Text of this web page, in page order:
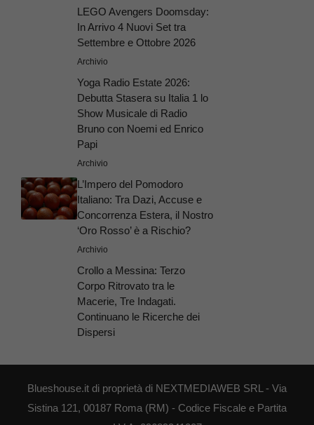
LEGO Avengers Doomsday:
In Arrivo 4 Nuovi Set tra
Settembre e Ottobre 2026
Archivio
Yoga Radio Estate 2026:
Debutta Stasera su Italia 1 lo
Show Musicale di Radio
Bruno con Noemi ed Enrico
Papi
Archivio
L’Impero del Pomodoro
Italiano: Tra Dazi, Accuse e
Concorrenza Estera, il Nostro
‘Oro Rosso’ è a Rischio?
Archivio
Crollo a Messina: Terzo
Corpo Ritrovato tra le
Macerie, Tre Indagati.
Continuano le Ricerche dei
Dispersi
Blueshouse.it di proprietà di NEXTMEDIAWEB SRL - Via
Sistina 121, 00187 Roma (RM) - Codice Fiscale e Partita